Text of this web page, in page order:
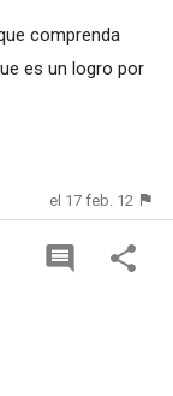
comprenda
es un logro por
el 17 feb. 12